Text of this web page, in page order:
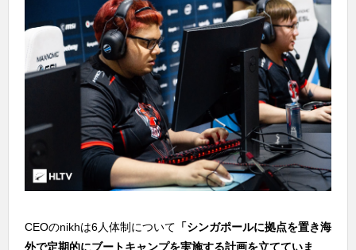
CEOのnikhは6人体制について 「シンガポールに拠点を置き海
外で定期的にブートキャンプを実施する計画を立てていま